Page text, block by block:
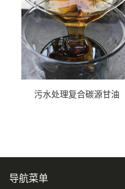
污水处理复合碳源甘油
导航菜单